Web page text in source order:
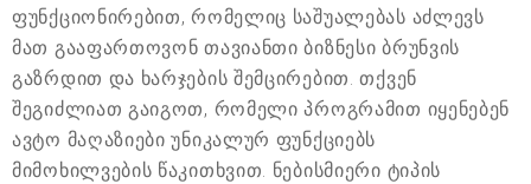
ფუნქციონირებით, რომელიც საშუალებას აძლევს
მათ გააფართოვონ თავიანთი ბიზნესი ბრუნვის
გაზრდით და ხარჯების შემცირებით. თქვენ
შეგიძლიათ გაიგოთ, რომელი პროგრამით იყენებენ
ავტო მაღაზიები უნიკალურ ფუნქციებს
მიმოხილვების წაკითხვით. ნებისმიერი ტიპის